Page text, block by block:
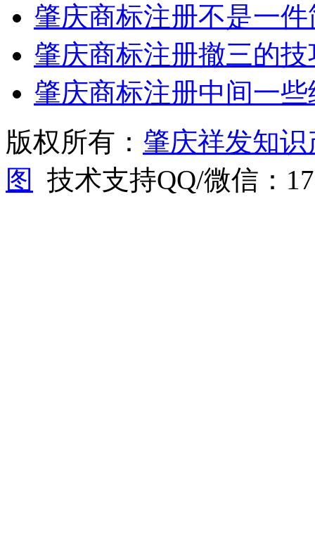
肇庆商标注册不是一
肇庆商标注册撤三的
肇庆商标注册中间一
版权所有： 肇庆祥发知
图
技术支持QQ/微信：